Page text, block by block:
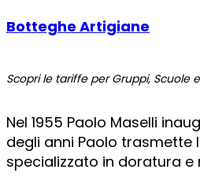
Botteghe Artigiane
Scopri le tariffe per Gruppi, Scuole
Nel 1955 Paolo Maselli
degli anni Paolo trasmette
specializzato in doratura e